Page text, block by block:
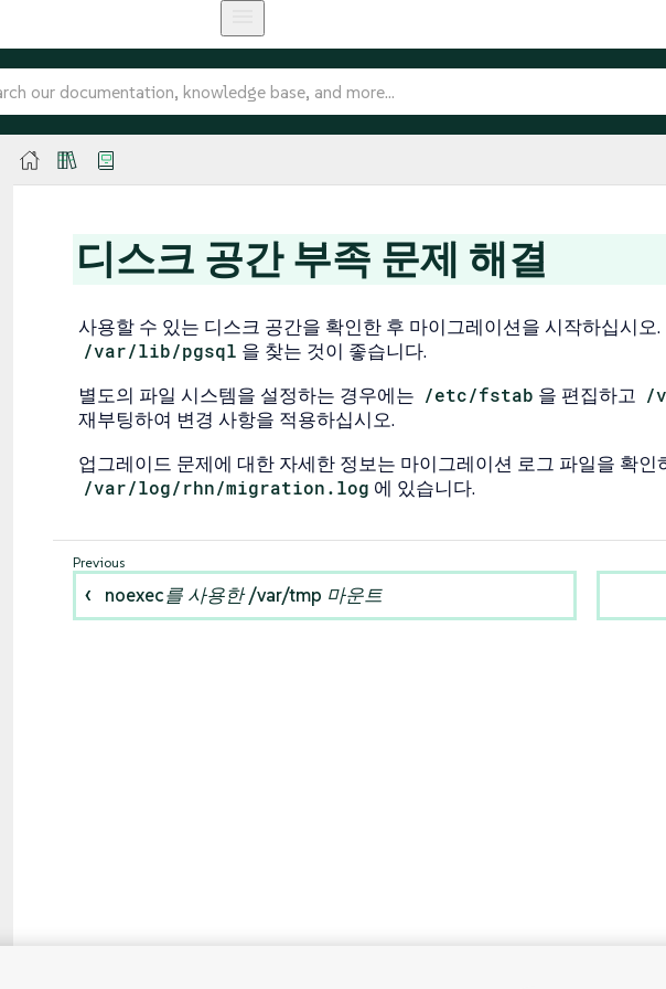
디스크 공간 부족 문제 해결
사용할 수 있는 디스크 공간을 확인한 후 마이그레이션을 시작하십시오
/var/lib/pgsql 을 찾는 것이 좋습니다.
별도의 파일 시스템을 설정하는 경우에는 /etc/fstab 을 편집하고 /
재부팅하여 변경 사항을 적용하십시오.
업그레이드 문제에 대한 자세한 정보는 마이그레이션 로그 파일을 확
/var/log/rhn/migration.log 에 있습니다.
noexec를 사용한 /var/tmp 마운트